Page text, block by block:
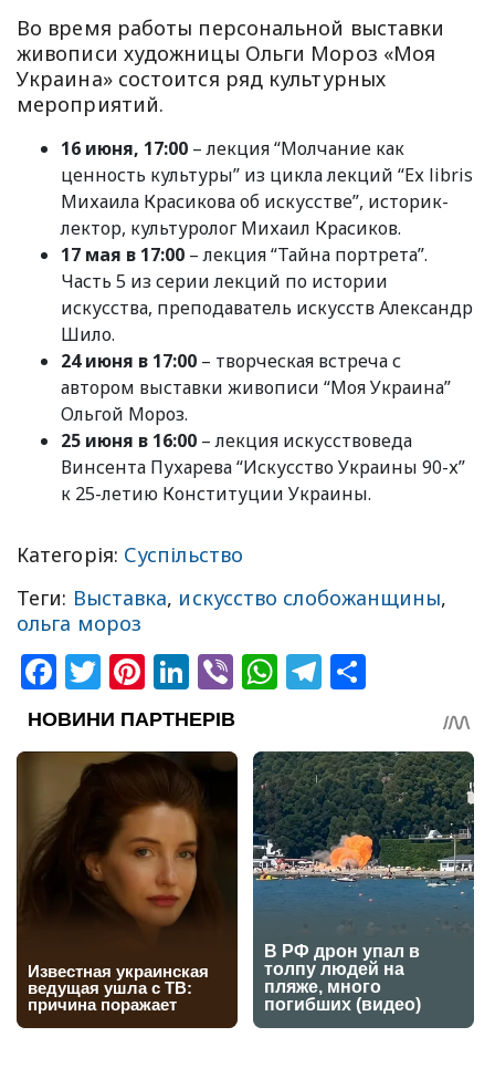
Во время работы персональной выставки
живописи художницы Ольги Мороз «Моя
Украина» состоится ряд культурных
мероприятий.
16 июня, 17:00 – лекция “Молчание как
ценность культуры” из цикла лекций “Eх libris
Михаила Красикова об искусстве”, историк-
лектор, культуролог Михаил Красиков.
17 мая в 17:00 – лекция “Тайна портрета”.
Часть 5 из серии лекций по истории
искусства, преподаватель искусств Александр
Шило.
24 июня в 17:00 – творческая встреча с
автором выставки живописи “Моя Украина”
Ольгой Мороз.
25 июня в 16:00 – лекция искусствоведа
Винсента Пухарева “Искусство Украины 90-х”
к 25-летию Конституции Украины.
Категорія: Суспільство
Теги: Выставка, искусство слобожанщины,
ольга мороз
Facebook
Twitter
Pinterest
LinkedIn
ViberWhatsApp
Telegram